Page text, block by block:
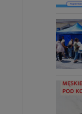
Aby
i ich
w
gdy